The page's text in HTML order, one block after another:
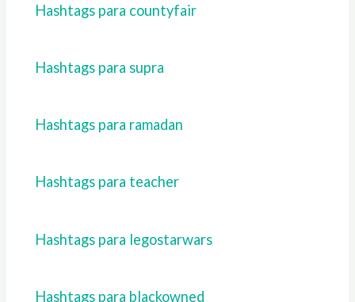
Hashtags para countyfair
Hashtags para supra
Hashtags para ramadan
Hashtags para teacher
Hashtags para legostarwars
Hashtags para blackowned